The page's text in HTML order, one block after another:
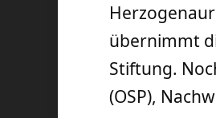
übernimmt
Stiftung.
(OSP),